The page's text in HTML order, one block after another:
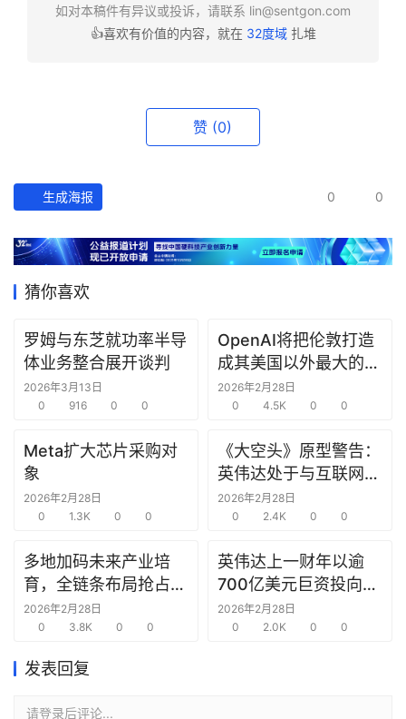
经
数
据
研
选
报
创
投
之
商
机
链
圈
如对本稿件有异议或投诉，请联系 lin@sentgon.com
👍喜欢有价值的内容，就在 32度域扎堆
赞 (0)
生成海报 0 0
猜你喜欢
罗姆与东芝就功率半导
体业务整合展开谈判
2026年3月13日
0
916 0 0
OpenAI将把伦敦打造
成其美国以外最大的研
究中心
2026年2月28日
0
4.5K 0 0
Meta扩大芯片采购对
象
2026年2月28日
0
1.3K 0 0
《大空头》原型警告：
英伟达处于与互联网泡
沫时期思科同样的“危
险境地”
2026年2月28日
0
2.4K 0 0
多地加码未来产业培
育，全链条布局抢占新
赛道先机
2026年2月28日
0
3.8K 0 0
英伟达上一财年以逾
700亿美元巨资投向合
作方，竭力巩固AI芯片
需求
2026年2月28日
0
2.0K 0 0
发表回复
请登录后评论...